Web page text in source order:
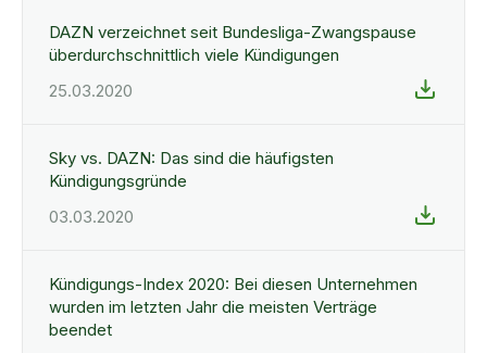
DAZN verzeichnet seit Bundesliga-Zwangspause
überdurchschnittlich viele Kündigungen
25.03.2020
Sky vs. DAZN: Das sind die häufigsten
Kündigungsgründe
03.03.2020
Kündigungs-Index 2020: Bei diesen Unternehmen
wurden im letzten Jahr die meisten Verträge
beendet